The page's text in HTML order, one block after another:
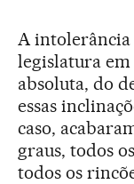
A intolerância
legislatura em
absoluta, do
essas
caso,
graus, todos
todos os